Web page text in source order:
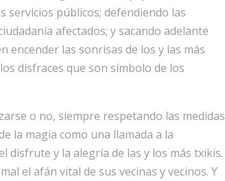
servicios públicos; defendiendo las
afectados; y sacando adelante
encender las sonrisas de los y las más
disfraces que son símbolo de los
o no, siempre respetando las medidas
la magia como una llamada a la
y la alegría de las y los más txikis.
el afán vital de sus vecinas y vecinos. Y